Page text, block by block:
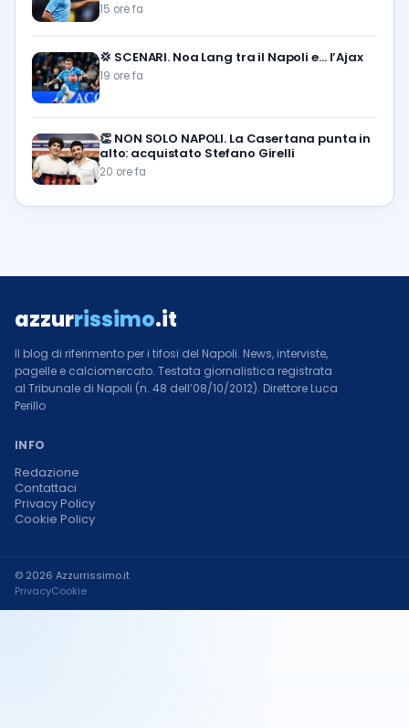
15 ore fa
💢 SCENARI. Noa Lang tra il Napoli e… l’Ajax
19 ore fa
👏 NON SOLO NAPOLI. La Casertana punta in
alto: acquistato Stefano Girelli
20 ore fa
azzurrissimo.it
Il blog di riferimento per i tifosi del Napoli. News, interviste,
pagelle e calciomercato. Testata giornalistica registrata
al Tribunale di Napoli (n. 48 dell’08/10/2012). Direttore Luca
Perillo
INFO
Redazione
Contattaci
Privacy Policy
Cookie Policy
© 2026 Azzurrissimo.it
PrivacyCookie